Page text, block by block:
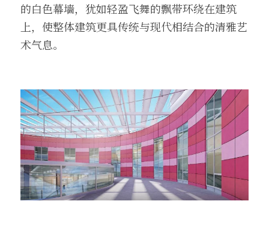
的白色幕墙，犹如轻盈飞舞的飘带环绕在建筑
上，使整体建筑更具传统与现代相结合的清雅艺
术气息。